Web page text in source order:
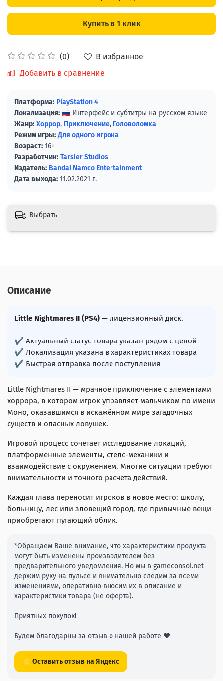
(0)
В избранное
Добавить в сравнение
Купить в 1 клик
Платформа: PlayStation 4
Локализация: 🇷🇺 Интерфейс и субтитры на русском языке
Жанр: Хоррор, Приключение, Головоломка
Режим игры: Для одного игрока
Возраст: 16+
Разработчик: Tarsier Studios
Издатель: Bandai Namco Entertainment
Дата выхода: 11.02.2021 г.
Выбрать
Описание
Little Nightmares II (PS4) — лицензионный диск.
✔ Актуальный статус товара указан рядом с ценой
✔ Локализация указана в характеристиках товара
✔ Быстрая отправка после поступления
Little Nightmares II — мрачное приключение с элементами
хоррора, в котором игрок управляет мальчиком по имени
Моно, оказавшимся в искажённом мире загадочных
существ и опасных ловушек.
Игровой процесс сочетает исследование локаций,
платформенные элементы, стелс-механики и
взаимодействие с окружением. Многие ситуации требуют
внимательности и точного расчёта действий.
Каждая глава переносит игроков в новое место: школу,
больницу, лес или зловещий город, где привычные вещи
приобретают пугающий облик.
*Обращаем Ваше внимание, что характеристики продукта
могут быть изменены производителем без
предварительного уведомления. Но мы в gameconsol.net
держим руку на пульсе и внимательно следим за всеми
изменениями, оперативно вносим их в описание и
характеристики товара (не оферта).
Приятных покупок!
Будем благодарны за отзыв о нашей работе ❤️
⭐ Оставить отзыв на Яндекс